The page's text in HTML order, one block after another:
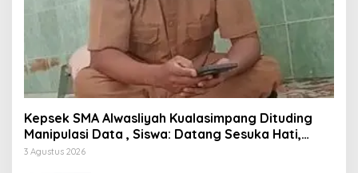
Kepsek SMA Alwasliyah Kualasimpang Dituding
Manipulasi Data , Siswa: Datang Sesuka Hati,
Dana MBG Disalurkan ke Guru & Pesantren
3 Agustus 2026